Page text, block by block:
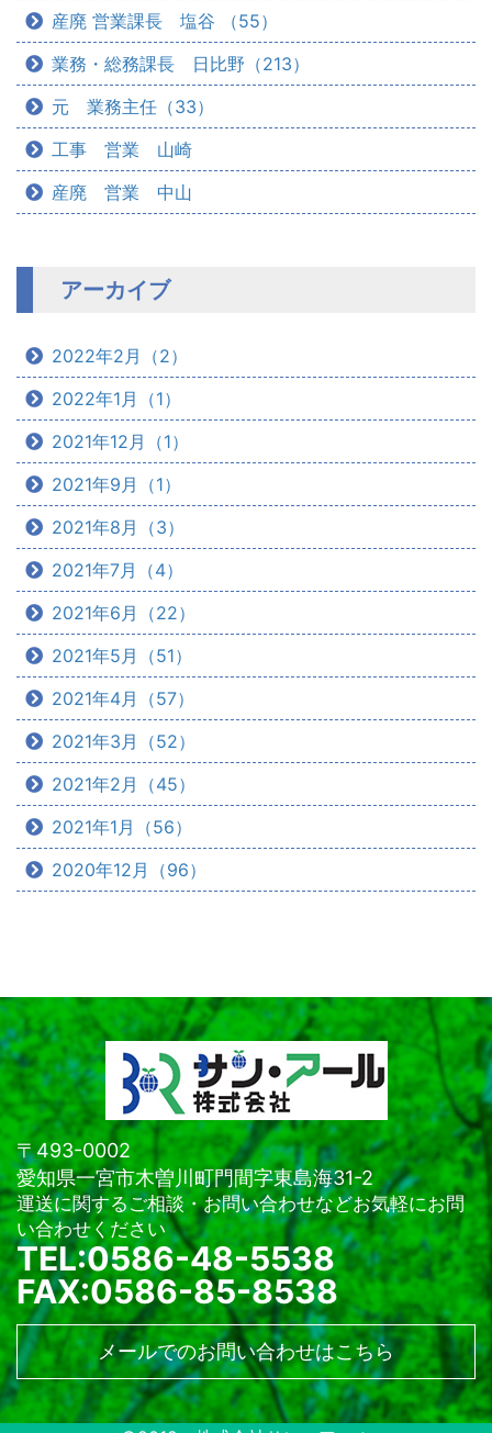
産廃 営業課長 塩谷 （55）
業務・総務課長 日比野（213）
元 業務主任（33）
工事 営業 山崎
産廃 営業 中山
アーカイブ
2022年2月（2）
2022年1月（1）
2021年12月（1）
2021年9月（1）
2021年8月（3）
2021年7月（4）
2021年6月（22）
2021年5月（51）
2021年4月（57）
2021年3月（52）
2021年2月（45）
2021年1月（56）
2020年12月（96）
〒493-0002
愛知県一宮市木曽川町門間字東島海31-2
運送に関するご相談・お問い合わせなどお気軽にお問
い合わせください
TEL:0586-48-5538
FAX:0586-85-8538
メールでのお問い合わせはこちら